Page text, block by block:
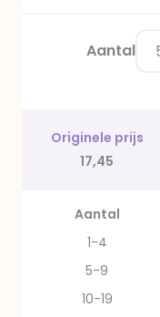
Aantal
Originele prijs
17,45
Aantal
1-4
5-9
10-19